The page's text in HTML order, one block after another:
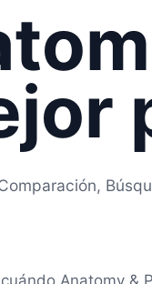
Anatomy &